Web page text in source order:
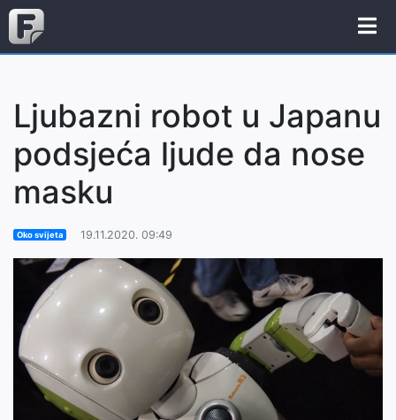
Ljubazni robot u Japanu
podsjeća ljude da nose
masku
Oko svijeta 19.11.2020. 09:49